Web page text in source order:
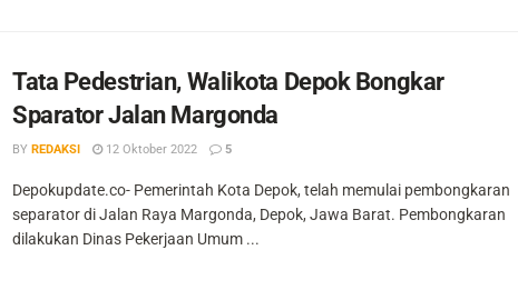
Tata Pedestrian, Walikota Depok Bongkar
Sparator Jalan Margonda
BY REDAKSI 12 Oktober 2022 5
Depokupdate.co- Pemerintah Kota Depok, telah memulai pembongkaran
separator di Jalan Raya Margonda, Depok, Jawa Barat. Pembongkaran
dilakukan Dinas Pekerjaan Umum ...